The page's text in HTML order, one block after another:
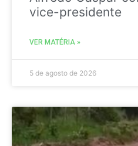
vice-presidente
VER MATÉRIA »
5 de agosto de 2026